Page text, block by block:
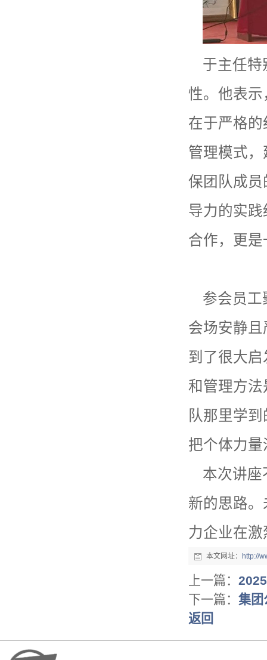
于主任特
性。他表
在于严格
管理模式
保团队成
导力的实
合作，更
参会员工
会场安静
到了很大
和管理方
队那里学
把个体力
本次讲座
新的思路
力企业在
本文网址： http://
上一篇：
下一篇： 集团
返回